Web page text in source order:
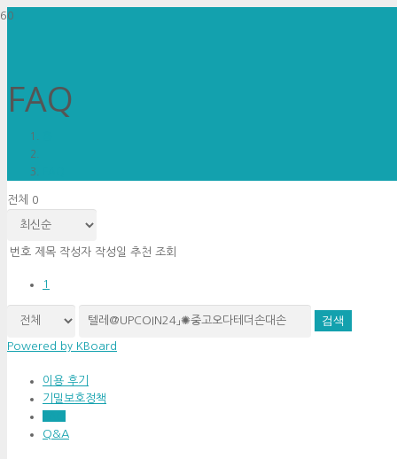
FAQ
전체 0
번호 제목 작성자 작성일 추천 조회
1
검색
Powered by KBoard
이용 후기
기밀보호정책
Q&A